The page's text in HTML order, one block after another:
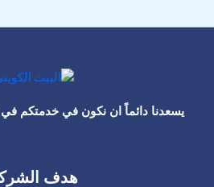
يسعدنا دائماً ان نكون في خدمتكم
هدف